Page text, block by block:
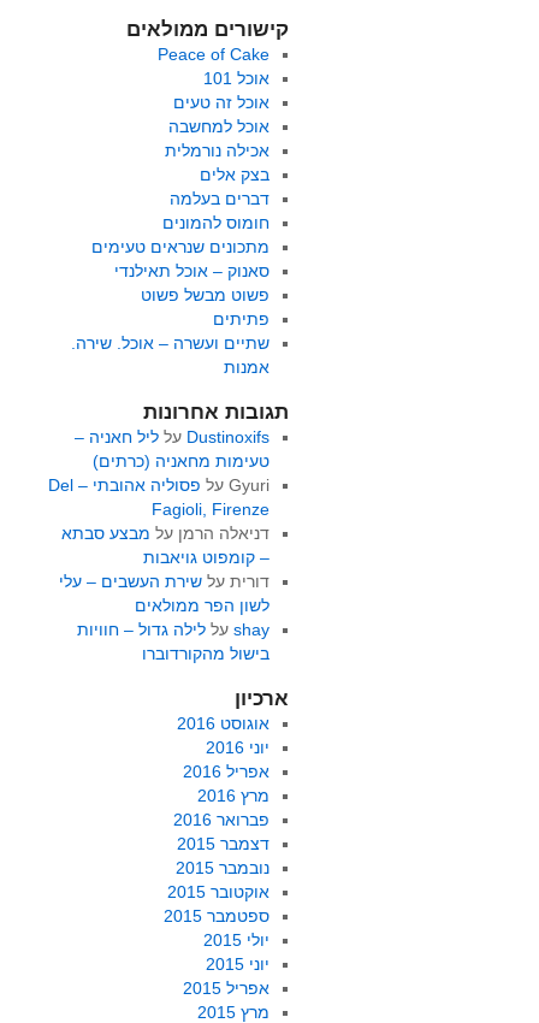
קישורים ממולאים
Peace of Cake
אוכל 101
אוכל זה טעים
אוכל למחשבה
אכילה נורמלית
בצק אלים
דברים בעלמה
חומוס להמונים
מתכונים שנראים טעימים
סאנוק – אוכל תאילנדי
פשוט מבשל פשוט
פתיתים
שתיים ועשרה – אוכל. שירה.
אמנות
תגובות אחרונות
Dustinoxifs על ליל חאניה –
טעימות מחאניה (כרתים)
Gyuriעל
פסוליה אהובתי – Del
Fagioli, Firenze
דניאלה הרמן על מבצע סבתא
– קומפוט גויאבות
דוריתעל שירת העשבים – עלי
לשון הפר ממולאים
shayעל לילה גדול – חוויות
בישול מהקורדוברו
ארכיון
אוגוסט 2016
יוני 2016
אפריל 2016
מרץ 2016
פברואר 2016
דצמבר 2015
נובמבר 2015
אוקטובר 2015
ספטמבר 2015
יולי 2015
יוני 2015
אפריל 2015
מרץ 2015